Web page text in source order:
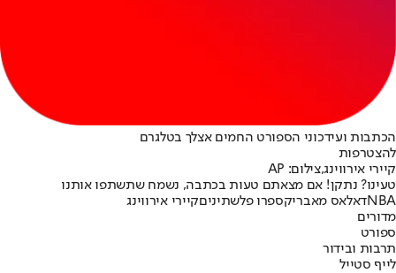
הכתבות ועידכוני הספורט החמים אצלך בטלגרם
להצטרפות
קיירי אירווינג,צילום: AP
טעינו? נתקן! אם מצאתם טעות בכתבה, נשמח שתשתפו אותנו
NBAדאלאס מאבריקספרו פלשתיניםקיירי אירווינג
מדורים
ספורט
תרבות ובידור
לייף סטייל